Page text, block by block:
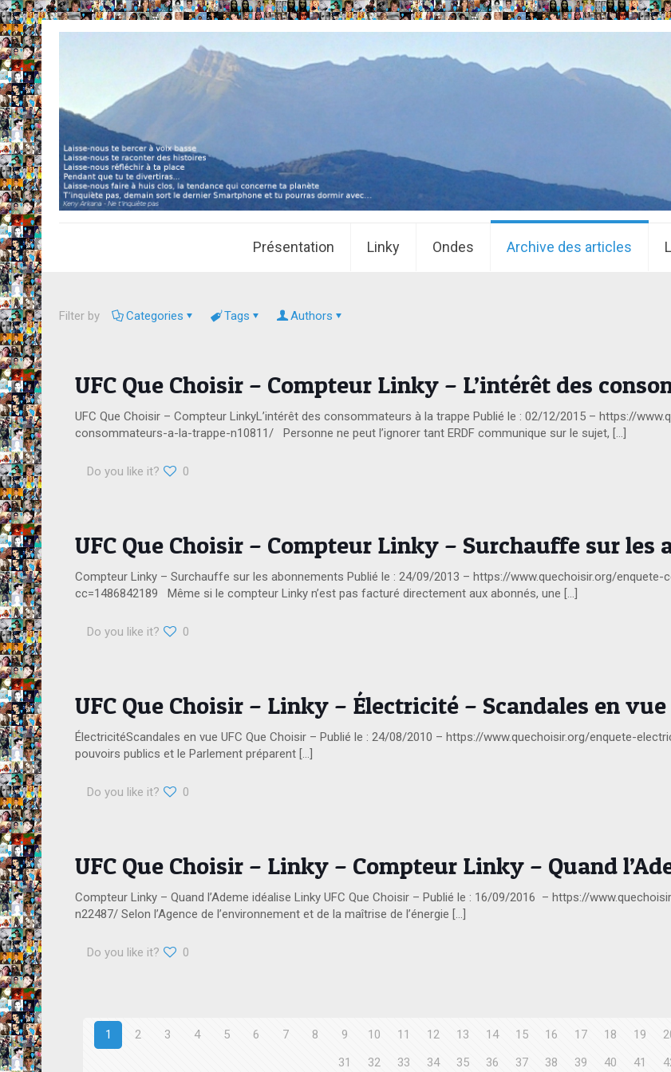
Présentation Linky Ondes Archive des articles
Filter by Categories Tags Authors
UFC Que Choisir – Compteur Linky – L’intérêt des
UFC Que Choisir – Compteur LinkyL’intérêt des consommateurs à la trappe Publié le : 02/12/2015 – https://
consommateurs-a-la-trappe-n10811/ Personne ne peut l’ignorer tant ERDF communique sur le sujet, […]
Do you like it? 0
UFC Que Choisir – Compteur Linky – Surchauffe sur les
Compteur Linky – Surchauffe sur les abonnements Publié le : 24/09/2013 – https://www.quechoisir.org/
cc=1486842189 Même si le compteur Linky n’est pas facturé directement aux abonnés, une […]
Do you like it? 0
UFC Que Choisir – Linky – Électricité – Scandales en vue
ÉlectricitéScandales en vue UFC Que Choisir – Publié le : 24/08/2010 – https://www.quechoisir.org/enquete-
pouvoirs publics et le Parlement préparent […]
Do you like it? 0
UFC Que Choisir – Linky – Compteur Linky – Quand
Compteur Linky – Quand l’Ademe idéalise Linky UFC Que Choisir – Publié le : 16/09/2016 – https://
n22487/ Selon l’Agence de l’environnement et de la maîtrise de l’énergie […]
Do you like it? 0
1 2 3 4 5 6 7 8 9 10 11 12 13 14 15 16 17 18 19
31
32 33 34 35 36 37 38 39 40 41